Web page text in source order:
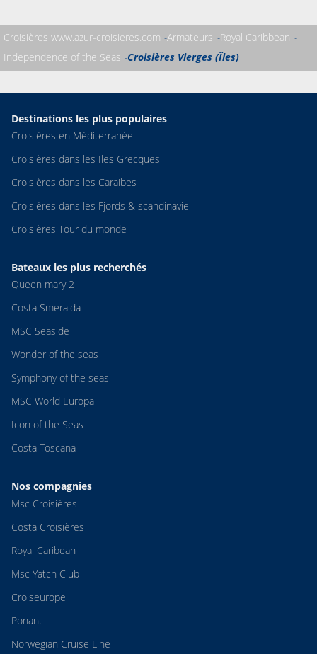
Croisières www.azur-croisieres.com Armateurs Royal Caribbean
Independence of the Seas Croisières Vierges (Îles)
Destinations les plus populaires
Croisières en Méditerranée
Croisières dans les Iles Grecques
Croisières dans les Caraibes
Croisières dans les Fjords & scandinavie
Croisières Tour du monde
Bateaux les plus recherchés
Queen mary 2
Costa Smeralda
MSC Seaside
Wonder of the seas
Symphony of the seas
MSC World Europa
Icon of the Seas
Costa Toscana
Nos compagnies
Msc Croisières
Costa Croisières
Royal Caribean
Msc Yatch Club
Croiseurope
Ponant
Norwegian Cruise Line